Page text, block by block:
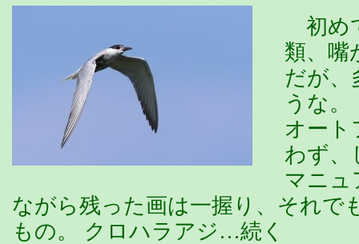
初め
類、嘴
だが、
うな
オート
わず、
マニュ
ながら残った画は一握り、それで
もの。 クロハラアジ…続く